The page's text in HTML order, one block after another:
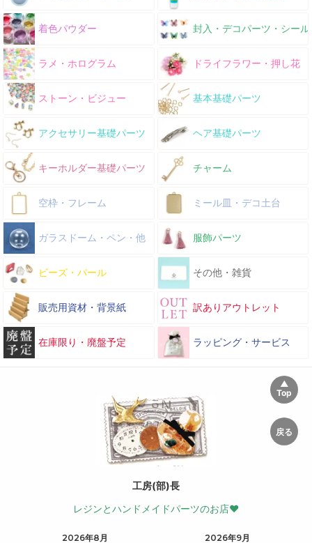
着色パウダー 封入・デコパーツ・シール
ラメ・ホログラム ドライフラワー・押し花
ストーン・ビジュー 基本基礎パーツ
アクセサリー基礎パーツ ヘア基礎パーツ
キーホルダー基礎パーツ チャーム
空枠・フレーム ミール皿・デコ土台
ガラスドーム・ペン・他 服飾パーツ
ビーズ・パール その他・雑貨
販売用資材・背景紙 訳ありアウトレット
在庫限り・廃盤予定 ラッピング・サービス
工房(部)長
レジンとハンドメイドパーツのお店♥
2026年8月 2026年9月